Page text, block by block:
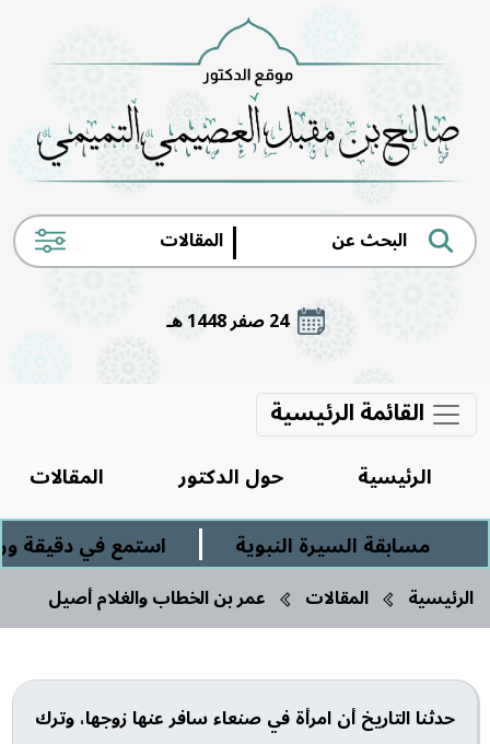
|
24 صفر 1448 هـ
القائمة الرئيسية
الرئيسية حول الدكتور
المقالات
مسابقة السيرة النبوية
| استمع في دقيقة
الرئيسية المقالات عمر بن الخطاب والغلام أصيل
حدثنا التاريخ أن امرأة في صنعاء سافر عنها زوجها، وترك